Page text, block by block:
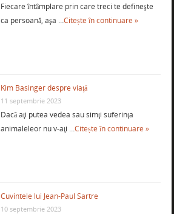
Fiecare întâmplare prin care treci te defineşte
ca persoană, aşa …Citește în continuare »
Kim Basinger despre viaţă
11 septembrie 2023
Dacă aţi putea vedea sau simţi suferinţa
animaleleor nu v-aţi …Citește în continuare »
Cuvintele lui Jean-Paul Sartre
10 septembrie 2023